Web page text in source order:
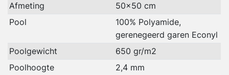
Afmeting
50x50 cm
Pool
100% Polyamide,
gerenegeerd garen Econyl
Poolgewicht
650 gr/m2
Poolhoogte
2,4 mm